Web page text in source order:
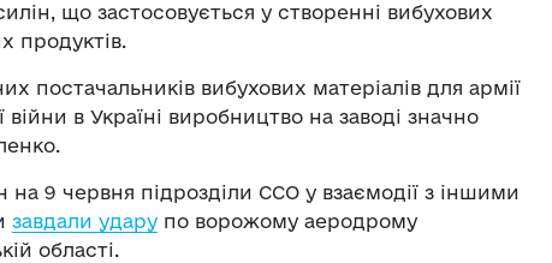
що застосовується у створенні вибухових
продуктів.
постачальників вибухових матеріалів для армії
в Україні виробництво на заводі значно
на 9 червня підрозділи ССО у взаємодії з іншими
завдали удару по ворожому аеродрому
області.